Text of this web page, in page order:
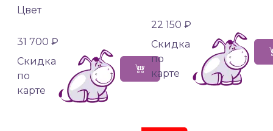
Цвет
31 700 ₽
Cкидка
по
карте
22 150 ₽
Cкидка
по
карте